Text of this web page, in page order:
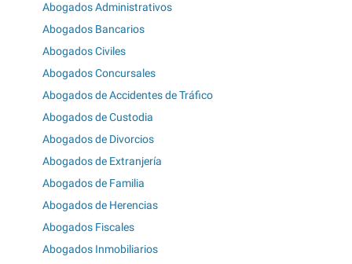
Abogados Administrativos
Abogados Bancarios
Abogados Civiles
Abogados Concursales
Abogados de Accidentes de Tráfico
Abogados de Custodia
Abogados de Divorcios
Abogados de Extranjería
Abogados de Familia
Abogados de Herencias
Abogados Fiscales
Abogados Inmobiliarios